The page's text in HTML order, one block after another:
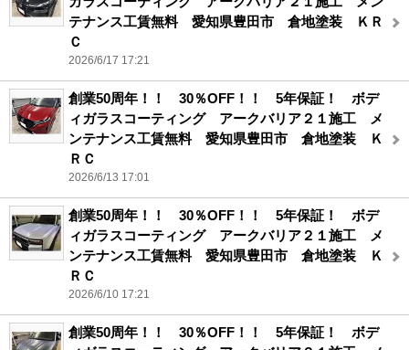
テナンス工賃無料 愛知県豊田市 倉地塗装 ＫＲ
Ｃ
2026/6/17 17:21
創業50周年！！ 30％OFF！！ 5年保証！ ボデ
ィガラスコーティング アークバリア２１施工 メ
ンテナンス工賃無料 愛知県豊田市 倉地塗装 Ｋ
ＲＣ
2026/6/13 17:01
創業50周年！！ 30％OFF！！ 5年保証！ ボデ
ィガラスコーティング アークバリア２１施工 メ
ンテナンス工賃無料 愛知県豊田市 倉地塗装 Ｋ
ＲＣ
2026/6/10 17:21
創業50周年！！ 30％OFF！！ 5年保証！ ボデ